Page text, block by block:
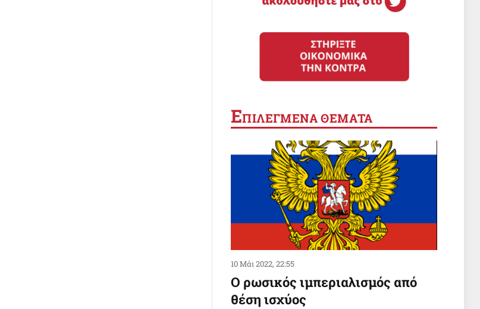
ΕΠΙΛΕΓΜΕΝΑ ΘΕΜΑΤΑ
10 Μάι 2022, 22:55
Ο ρωσικός ιμπεριαλισμός από
θέση ισχύος